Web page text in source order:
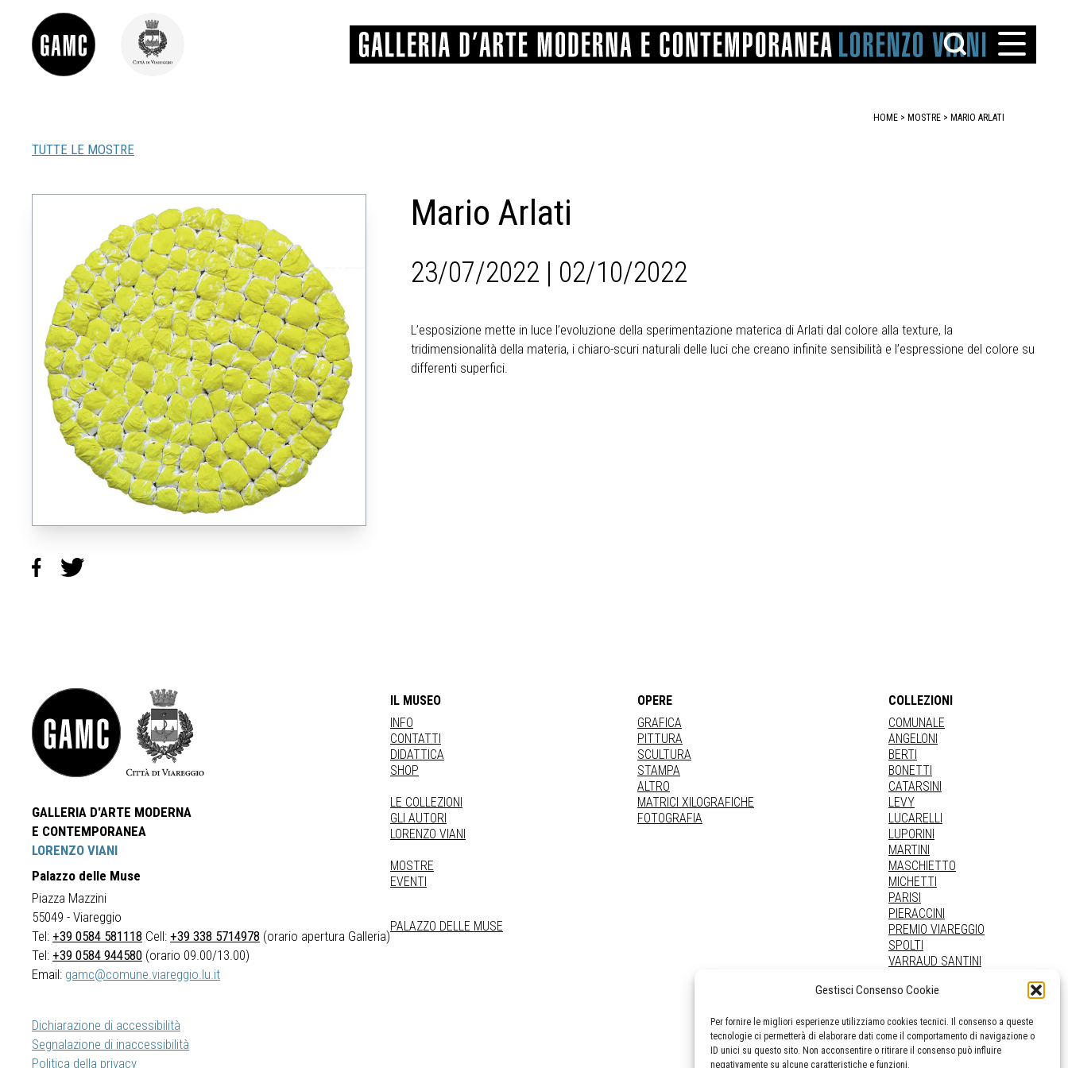
Gestisci Consenso Cookie
Per fornire le migliori esperienze utilizziamo cookies tecnici. Il consenso a queste
tecnologie ci permetterà di elaborare dati come il comportamento di navigazione o
ID unici su questo sito. Non acconsentire o ritirare il consenso può influire
negativamente su alcune caratteristiche e funzioni.
SHOP
LE COLLEZIONI
GLI AUTORI
LORENZO VIANI
MOSTRE
EVENTI
PALAZZO DELLE MUSE
STAMPA
MATRICI XILOGRAFICHE
LUCARELLI
MARTINI
MICHETTI
SPOLTI
VARRAUD SANTINI
PROVENIENZE VARIE
HOME > MOSTRE > MARIO ARLATI
TUTTE LE MOSTRE
Mario Arlati
23/07/2022 | 02/10/2022
L’esposizione mette in luce l’evoluzione della sperimentazione materica di Arlati dal colore alla texture, la
tridimensionalità della materia, i chiaro-scuri naturali delle luci che creano infinite sensibilità e l’espressione del colore su
differenti superfici.
GALLERIA D'ARTE MODERNA
E CONTEMPORANEA
LORENZO VIANI
Palazzo delle Muse
Piazza Mazzini
55049 - Viareggio
Tel: +39 0584 581118 Cell: +39 338 5714978 (orario apertura Galleria)
Tel: +39 0584 944580 (orario 09.00/13.00)
Email: gamc@comune.viareggio.lu.it
Dichiarazione di accessibilità
Segnalazione di inaccessibilità
Politica della privacy
IL MUSEO
INFO
CONTATTI
DIDATTICA
SHOP
LE COLLEZIONI
GLI AUTORI
LORENZO VIANI
MOSTRE
EVENTI
PALAZZO DELLE MUSE
OPERE
GRAFICA
PITTURA
SCULTURA
STAMPA
ALTRO
MATRICI XILOGRAFICHE
FOTOGRAFIA
COLLEZIONI
COMUNALE
ANGELONI
BERTI
BONETTI
CATARSINI
LEVY
LUCARELLI
LUPORINI
MARTINI
MASCHIETTO
MICHETTI
PARISI
PIERACCINI
PREMIO VIAREGGIO
SPOLTI
VARRAUD SANTINI